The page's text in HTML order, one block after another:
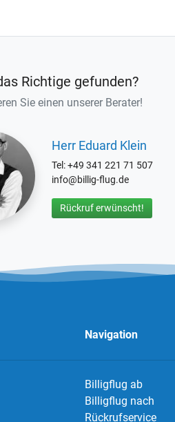
Richtige gefunden?
Sie einen unserer Berater!
Herr Eduard Klein
Tel: +49 341 221 71 507
info@billig-flug.de
Rückruf erwünscht!
Navigation
Billigflug ab
Billigflug nach
Rückrufservice